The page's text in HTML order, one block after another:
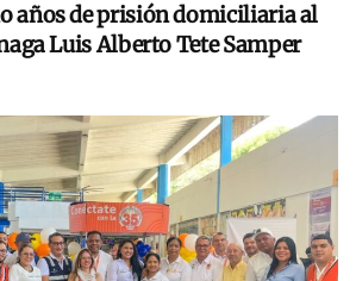
años de prisión domiciliaria al
Luis Alberto Tete Samper